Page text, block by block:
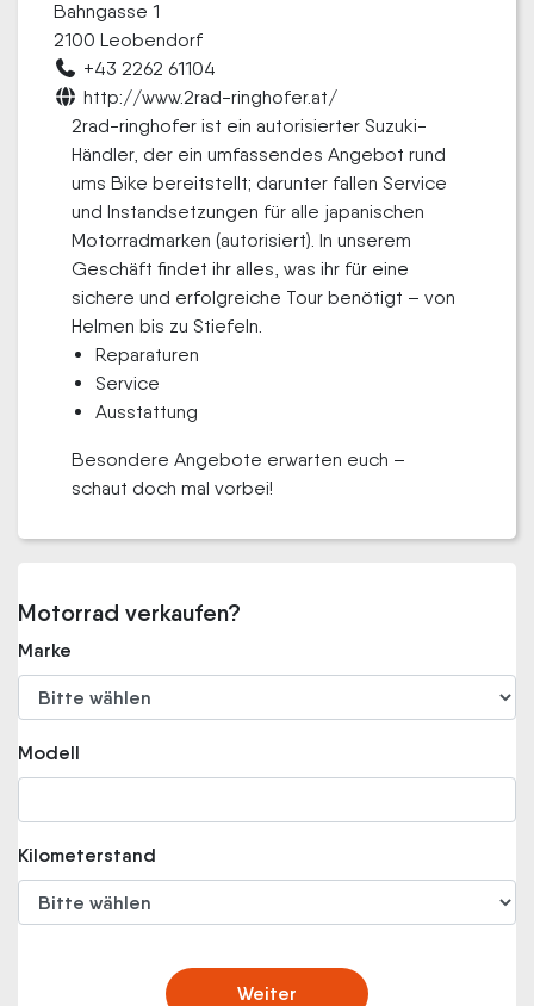
Bahngasse 1
2100 Leobendorf
+43 2262 61104
http://www.2rad-ringhofer.at/
2rad-ringhofer ist ein autorisierter Suzuki-
Händler, der ein umfassendes Angebot rund
ums Bike bereitstellt; darunter fallen Service
und Instandsetzungen für alle japanischen
Motorradmarken (autorisiert). In unserem
Geschäft findet ihr alles, was ihr für eine
sichere und erfolgreiche Tour benötigt – von
Helmen bis zu Stiefeln.
Reparaturen
Service
Ausstattung
Besondere Angebote erwarten euch –
schaut doch mal vorbei!
Motorrad verkaufen?
Marke
Modell
Kilometerstand
Weiter